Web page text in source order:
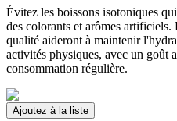
Évitez les boissons isotoniques
des colorants et arômes artificiels.
qualité aideront à maintenir
activités physiques, avec un goût
consommation régulière.
Ajoutez à la liste